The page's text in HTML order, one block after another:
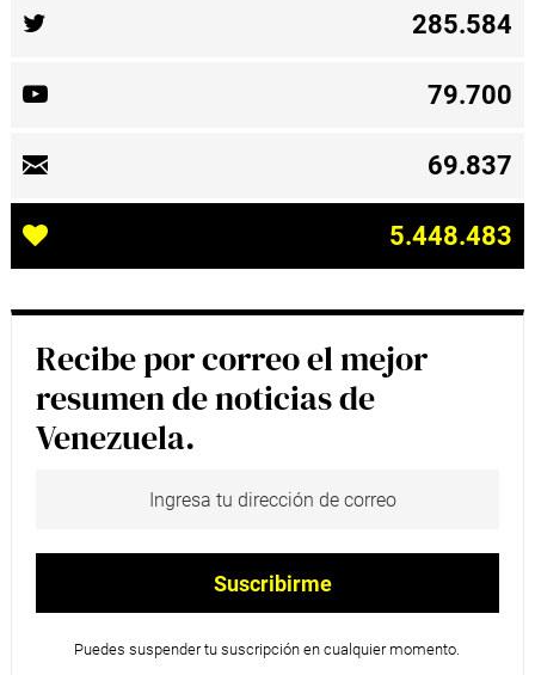
285.584
79.700
69.837
5.448.483
Recibe por correo el mejor
resumen de noticias de
Venezuela.
Puedes suspender tu suscripción en cualquier momento.